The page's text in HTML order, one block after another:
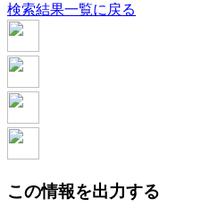
検索結果一覧に戻る
この情報を出力する